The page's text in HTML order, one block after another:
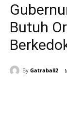
Butuh
By Gatrabali2